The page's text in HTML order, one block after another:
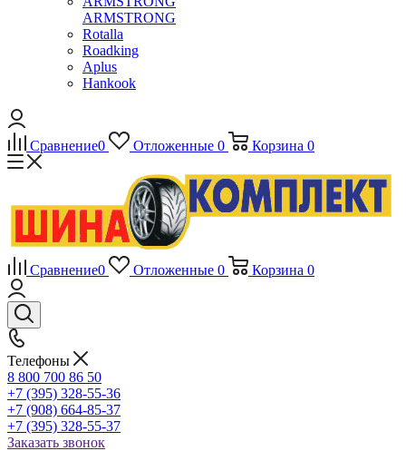
ARMSTRONG
Rotalla
Roadking
Aplus
Hankook
Сравнение0 Отложенные 0 Корзина 0
Сравнение0 Отложенные 0 Корзина 0
Телефоны
8 800 700 86 50
+7 (395) 328-55-36
+7 (908) 664-85-37
+7 (395) 328-55-37
Заказать звонок